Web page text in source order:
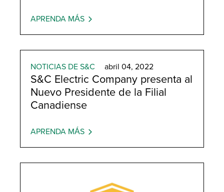
APRENDA MÁS
NOTICIAS DE S&C abril 04, 2022
S&C Electric Company presenta al
Nuevo Presidente de la Filial
Canadiense
APRENDA MÁS